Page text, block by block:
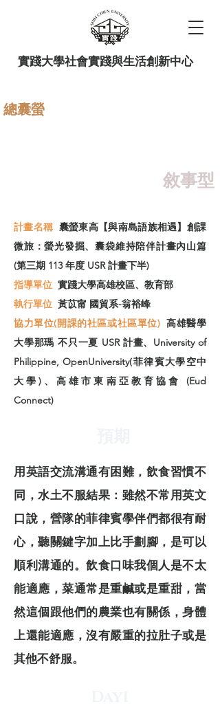
實踐大學社會實踐與生活創新中心
總囊螢
敘事型
計畫名稱 囊螢東高【與南島語族相遇】創課
微旅：螢光發掘、囊袋維持陪伴計畫內山篇
(第三期 113 年度 USR 計畫下半)
指導單位 實踐大學高雄校區、教育部
​執行單位 黃苡甯 國貿系-翁裕峰
協力單位(開課的社區或社區單位)高雄醫學
大學那瑪 不只一夏 USR 計畫、University of
Philippine, OpenUniversity(菲律賓大學空中
大學)、高雄市東南亞教育協會 (Eud
Connect)
用英語交流溝通有困難，飲食習慣不
同，水土不服結果：雖然不常用英文
口說，營隊的菲律賓學伴們都很有耐
心，聽關鍵字加上比手劃腳，是可以
順利溝通的。飲食口味我個人是不太
能適應，菜通常是重鹹或是重甜，當
然這個跟他們的農業也有關係，身體
上還能適應，沒有嚴重的拉肚子或是
其他不舒服。